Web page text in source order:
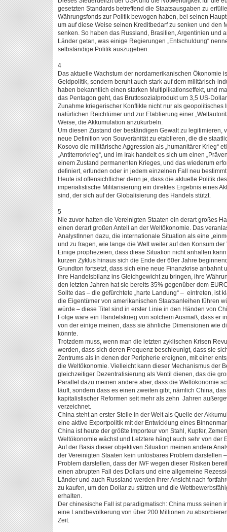
gesetzten Standards betreffend die Staatsausgaben zu
Währungsfonds zur Politik bewogen haben, bei seinen
um auf diese Weise seinen Kreditbedarf zu senken und den
senken. So haben das Russland, Brasilien, Argentinien und
Länder getan, was einige Regierungen „Entschuldung“
selbständige Politik auszugeben.
4
Das aktuelle Wachstum der nordamerikanischen Ökonomie
Geldpolitik, sondern beruht auch stark auf dem militärisch-
haben bekanntlich einen starken Multiplikationseffekt, und
das Pentagon geht, das Bruttosozialprodukt um 3,5 US-
Zunahme kriegerischer Konflikte nicht nur als geopolitisches
natürlichen Reichtümer und zur Etablierung einer
Weise, die Akkumulation anzukurbeln.
Um diesen Zustand der beständigen Gewalt zu legitimieren,
neue Definition von Souveränität zu etablieren, die die
Kosovo die militärische Aggression als „humanitärer Krieg“
„Antiterrorkrieg“, und im Irak handelt es sich um einen
einem Zustand permanenten Krieges, und das wiederum
definiert, erfunden oder in jedem einzelnen Fall neu
Heute ist offensichtlicher denn je, dass die aktuelle Politik
imperialistische Militarisierung ein direktes Ergebnis eines
sind, der sich auf der Globalisierung des Handels stützt.
5
Nie zuvor hatten die Vereinigten Staaten ein derart großes
einen derart großen Anteil an der Weltökonomie. Das
AnalystInnen dazu, die internationale Situation als eine
und zu fragen, wie lange die Welt weiter auf den Konsum
Einige prophezeien, dass diese Situation nicht anhalten
kurzen Zyklus hinaus sich die Ende der 60er Jahre
Grundton fortsetzt, dass sich eine neue Finanzkrise anbahnt
ihre Handelsbilanz ins Gleichgewicht zu bringen, ihre
den letzten Jahren hat sie bereits 35% gegenüber dem
Sollte das – die gefürchtete „harte Landung“ – eintreten, ist
die Eigentümer von amerikanischen Staatsanleihen führen
würde – diese Titel sind in erster Linie in den Händen von
Folge wäre ein Handelskrieg von solchem Ausmaß, dass er
von der einige meinen, dass sie ähnliche Dimensionen wie
könnte.
Trotzdem muss, wenn man die letzten zyklischen Krisen
werden, dass sich deren Frequenz beschleunigt, dass sie
Zentrums als in denen der Peripherie ereignen, mit einer
die Weltökonomie. Vielleicht kann dieser Mechanismus der
gleichzeitiger Dezentralisierung als Ventil dienen, das die
Parallel dazu meinen andere aber, dass die Weltökonomie
läuft, sondern dass es einen zweiten gibt, nämlich China,
kapitalistischer Reformen seit mehr als zehn Jahren
verzeichnet.
China steht an erster Stelle in der Welt als Quelle der
eine aktive Exportpolitik mit der Entwicklung eines
China ist heute der größte Importeur von Stahl, Kupfer,
Weltökonomie wächst und Letztere hängt auch sehr von der
Auf der Basis dieser objektiven Situation meinen andere
der Vereinigten Staaten kein unlösbares Problem darstellen
Problem darstellen, dass der IWF wegen dieser Risiken
einen abrupten Fall des Dollars und eine allgemeine
Länder und auch Russland werden ihrer Ansicht nach
zu kaufen, um den Dollar zu stützen und die
erhalten.
Der chinesische Fall ist paradigmatisch: China muss seinen
eine Landbevölkerung von über 200 Millionen zu
Zeit.